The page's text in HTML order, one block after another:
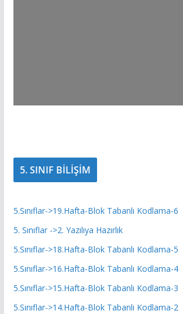
5. SINIF BİLİŞİM
5.Sınıflar->19.Hafta-Blok Tabanlı Kodlama-6
5. Sınıflar ->2. Yazılıya Hazırlık
5.Sınıflar->18.Hafta-Blok Tabanlı Kodlama-5
5.Sınıflar->16.Hafta-Blok Tabanlı Kodlama-4
5.Sınıflar->15.Hafta-Blok Tabanlı Kodlama-3
5.Sınıflar->14.Hafta-Blok Tabanlı Kodlama-2